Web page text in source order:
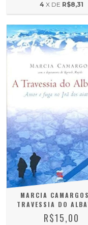
4 X DE R$8,31
MARCIA
TRAVESSIA DO
R$15,00